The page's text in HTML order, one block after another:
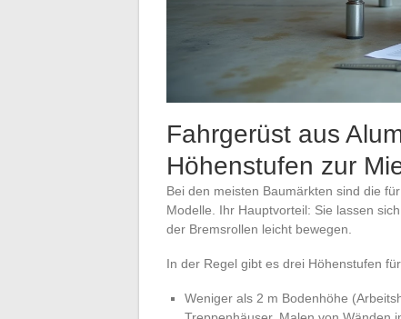
Fahrgerüst aus
Höhenstufen zur
Bei den meisten Baumärkten sind die
Modelle. Ihr Hauptvorteil: Sie lassen
der Bremsrollen leicht bewegen.
In der Regel gibt es drei Höhenstufen
Weniger als 2 m Bodenhöhe